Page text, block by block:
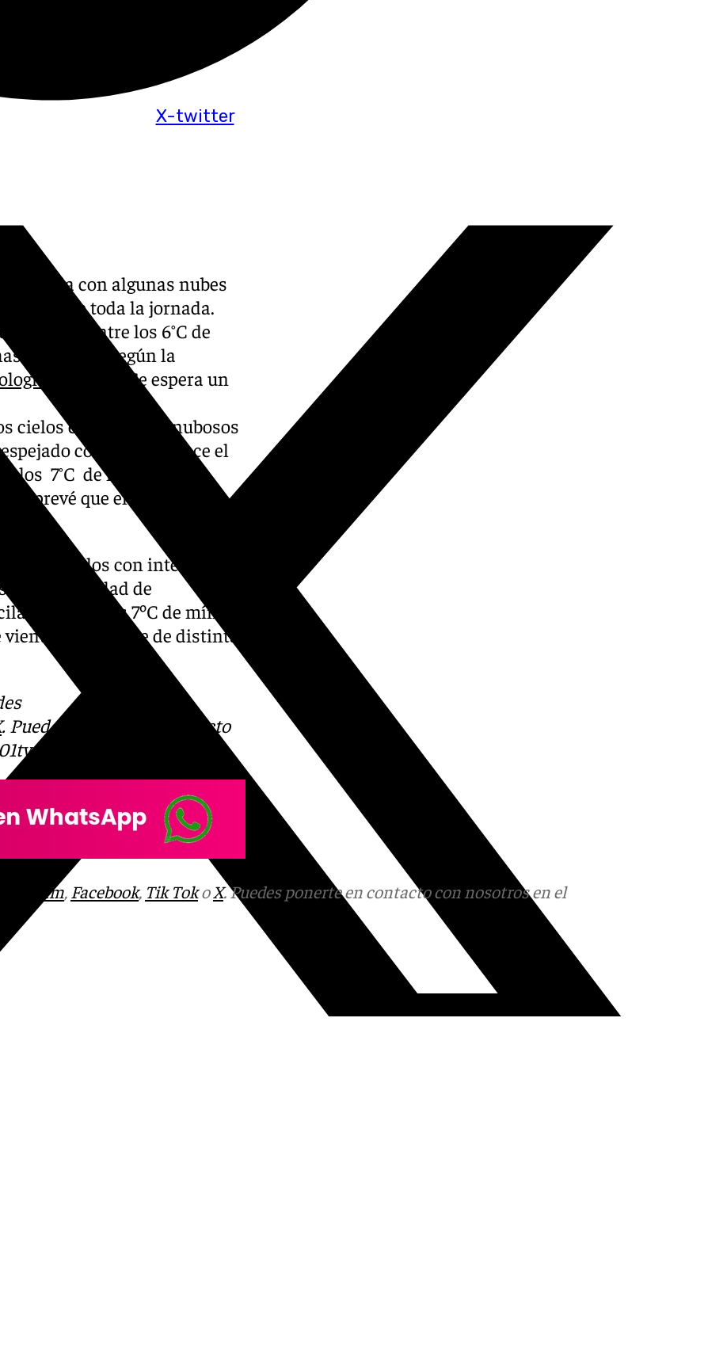
X-twitter
jornada con algunas nubes
durante toda la jornada.
entre los 6°C de
los 21°C, según la
(AEMET)
. Se espera un
cielos estarán muy nubosos
conforme avance el
los 7°C de mínima y la
Se prevé que el viento sople
los cielos con intervalos
probabilidad de
entre los 7ºC de mínima
viento procedente de distintas
. Puedes ponerte en contacto
, Facebook, Tik TokoX. Puedes ponerte en contacto con nosotros en el